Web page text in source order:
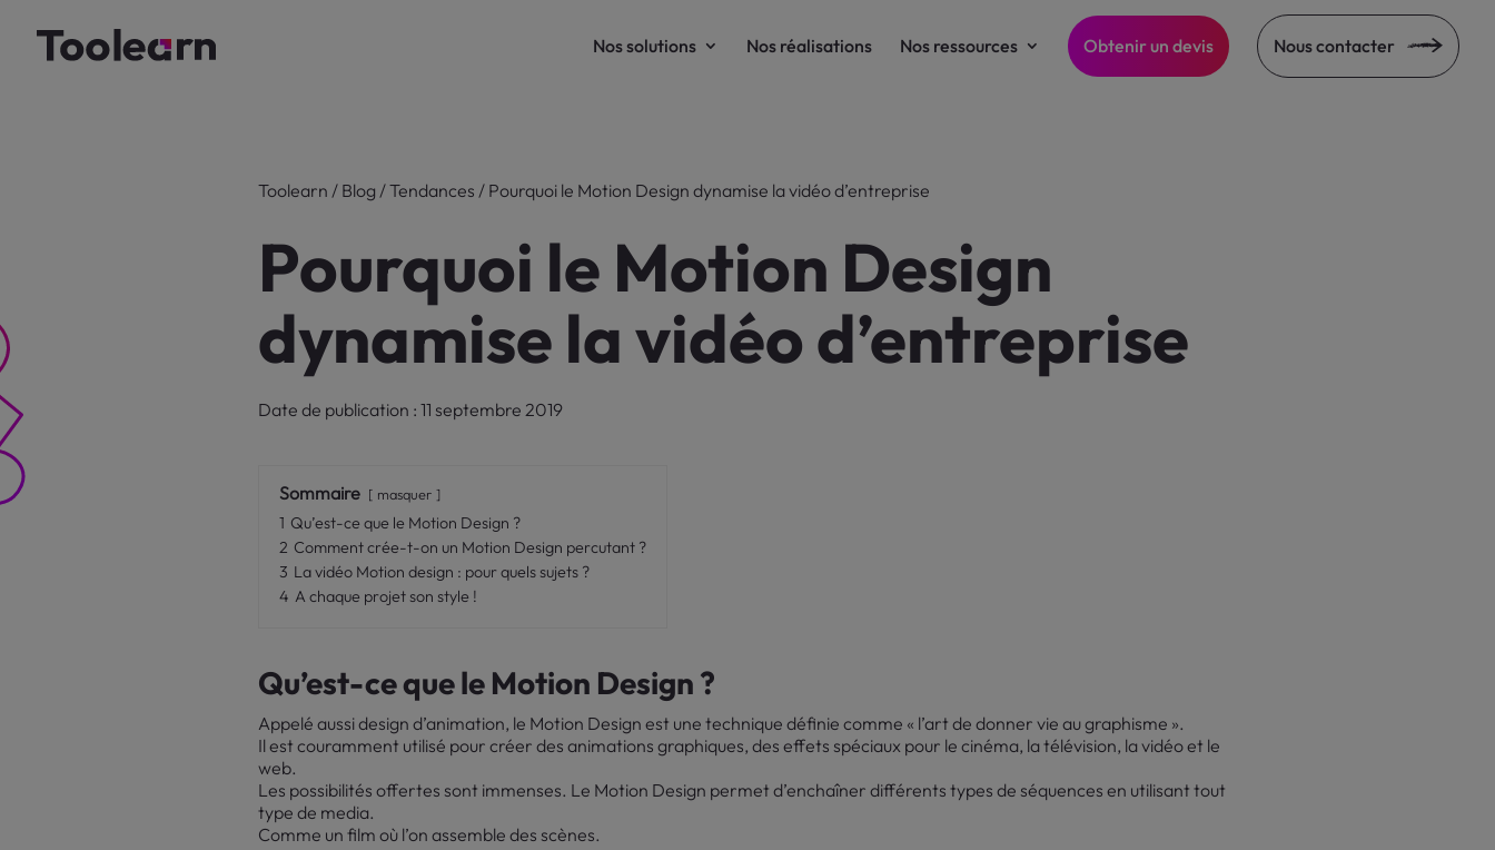
Nos solutions Nos réalisations Nos ressources Obtenir un devis Nous contacter
Toolearn / Blog /Tendances / Pourquoi le Motion Design dynamise la vidéo d’entreprise
Pourquoi le Motion Design
dynamise la vidéo d’entreprise
Date de publication : 11 septembre 2019
Sommaire masquer
1 Qu’est-ce que le Motion Design ?
2 Comment crée-t-on un Motion Design percutant ?
3 La vidéo Motion design : pour quels sujets ?
4 A chaque projet son style !
Qu’est-ce que le Motion Design ?
Appelé aussi design d’animation, le Motion Design est une technique définie comme « l’art de donner vie au graphisme ».
Il est couramment utilisé pour créer des animations graphiques, des effets spéciaux pour le cinéma, la télévision, la vidéo et le
web.
Les possibilités offertes sont immenses. Le Motion Design permet d’enchaîner différents types de séquences en utilisant tout
type de media.
Comme un film où l’on assemble des scènes.